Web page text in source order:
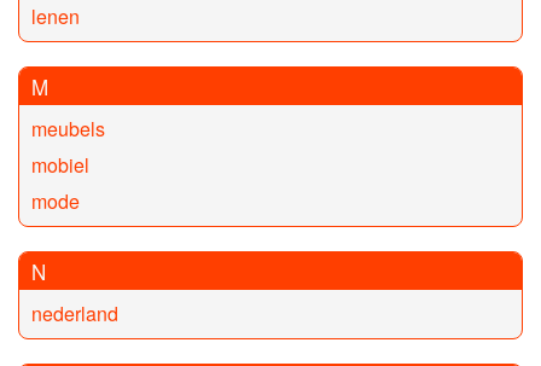
lenen
M
meubels
mobiel
mode
N
nederland